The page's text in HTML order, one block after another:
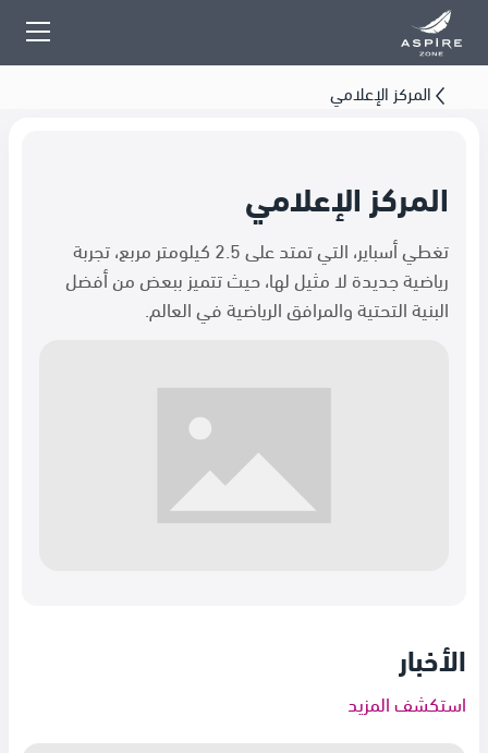
المركز الإعلامي
تغطي أسباير، التي تمتد على 2.5 كيلومتر مربع، تجربة
رياضية جديدة لا مثيل لها، حيث تتميز ببعض من أفضل
البنية التحتية والمرافق الرياضية في العالم.
الأخبار
استكشف المزيد